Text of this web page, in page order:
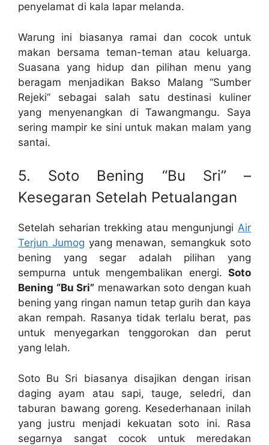
penyelamat di kala lapar melanda.
Warung ini biasanya ramai dan cocok untuk
makan bersama teman-teman atau keluarga.
Suasana yang hidup dan pilihan menu yang
beragam menjadikan Bakso Malang “Sumber
Rejeki” sebagai salah satu destinasi kuliner
yang menyenangkan di Tawangmangu. Saya
sering mampir ke sini untuk makan malam yang
santai.
5. Soto Bening “Bu Sri” –
Kesegaran Setelah Petualangan
Setelah seharian trekking atau mengunjungi Air
Terjun Jumog yang menawan, semangkuk soto
bening yang segar adalah pilihan yang
sempurna untuk mengembalikan energi. Soto
Bening “Bu Sri” menawarkan soto dengan kuah
bening yang ringan namun tetap gurih dan kaya
akan rempah. Rasanya tidak terlalu berat, pas
untuk menyegarkan tenggorokan dan perut
yang lelah.
Soto Bu Sri biasanya disajikan dengan irisan
daging ayam atau sapi, tauge, seledri, dan
taburan bawang goreng. Kesederhanaan inilah
yang justru menjadi kekuatan soto ini. Rasa
segarnya sangat cocok untuk meredakan